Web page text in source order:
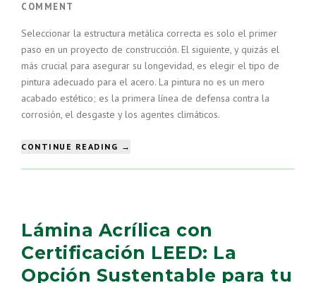
COMMENT
Seleccionar la estructura metálica correcta es solo el primer
paso en un proyecto de construcción. El siguiente, y quizás el
más crucial para asegurar su longevidad, es elegir el tipo de
pintura adecuado para el acero. La pintura no es un mero
acabado estético; es la primera línea de defensa contra la
corrosión, el desgaste y los agentes climáticos.
CONTINUE READING “TIPOS
Y
SU
DURABILIDAD:
GUÍA
→
Lámina Acrílica con
Certificación LEED: La
Opción Sustentable para tu